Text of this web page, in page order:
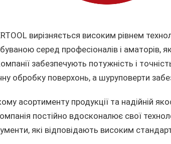
вирізняється високим рівнем
серед професіоналів і
забезпечують потужність і
обробку поверхонь, а шуруповерти
асортименту продукції та надійній
постійно вдосконалює свої
які відповідають високим